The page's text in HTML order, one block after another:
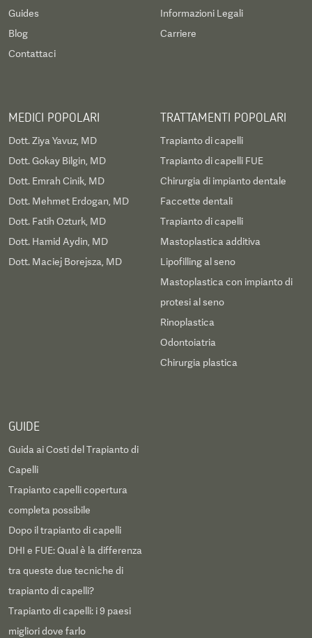
Guides
Blog
Contattaci
Informazioni Legali
Carriere
MEDICI POPOLARI
Dott. Ziya Yavuz, MD
Dott. Gokay Bilgin, MD
Dott. Emrah Cinik, MD
Dott. Mehmet Erdogan, MD
Dott. Fatih Ozturk, MD
Dott. Hamid Aydin, MD
Dott. Maciej Borejsza, MD
TRATTAMENTI POPOLARI
Trapianto di capelli
Trapianto di capelli FUE
Chirurgia di impianto dentale
Faccette dentali
Trapianto di capelli
Mastoplastica additiva
Lipofilling al seno
Mastoplastica con impianto di
protesi al seno
Rinoplastica
Odontoiatria
Chirurgia plastica
GUIDE
Guida ai Costi del Trapianto di
Capelli
Trapianto capelli copertura
completa possibile
Dopo il trapianto di capelli
DHI e FUE: Qual è la differenza
tra queste due tecniche di
trapianto di capelli?
Trapianto di capelli: i 9 paesi
migliori dove farlo